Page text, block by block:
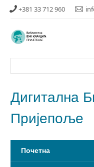
Прескочи
садржаја
+381 33 712 960
Дигитална
Пријепоље
Почетна